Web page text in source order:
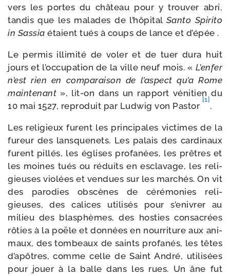
vers les portes du châ­teau pour y trou­ver abri,
tan­dis que les malades de l’hô­pi­tal Santo Spirito
in Sassia étaient tués à coups de lance et d’épée .
Le per­mis illi­mi­té de voler et de tuer dura huit
jours et l’oc­cu­pa­tion de la ville neuf mois. « L’enfer
n’est rien en com­pa­rai­son de l’as­pect qu’a Rome
main­te­nant », lit-​on dans un rap­port véni­tien du
10 mai 1527, repro­duit par Ludwig von Pastor
[1]
.
Les reli­gieux furent les prin­ci­pales vic­times de la
fureur des lans­que­nets. Les palais des car­di­naux
furent pillés, les églises pro­fa­nées, les prêtres et
les moines tués ou réduits en escla­vage, les reli­
gieuses vio­lées et ven­dues sur les mar­chés. On vit
des paro­dies obs­cènes de céré­mo­nies reli­
gieuses, des calices uti­li­sés pour s’en­ivrer au
milieu des blas­phèmes, des hos­ties consa­crées
rôties à la poële et don­nées en nour­ri­ture aux ani­
maux, des tom­beaux de saints pro­fa­nés, les têtes
d’a­pôtres, comme celle de Saint André, uti­li­sées
pour jouer à la balle dans les rues. Un âne fut